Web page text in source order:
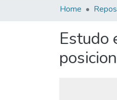
Home
Estudo